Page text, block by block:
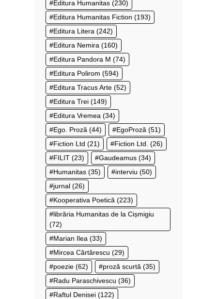
Editura Humanitas (230)
Editura Humanitas Fiction (193)
Editura Litera (242)
Editura Nemira (160)
Editura Pandora M (74)
Editura Polirom (594)
Editura Tracus Arte (52)
Editura Trei (149)
Editura Vremea (34)
Ego. Proză (44) EgoProză (51)
Fiction Ltd (21) Fiction Ltd. (26)
FILIT (23) Gaudeamus (34)
Humanitas (35) interviu (50)
jurnal (26)
Kooperativa Poetică (223)
librăria Humanitas de la Cișmigiu
(72)
Marian Ilea (33)
Mircea Cărtărescu (29)
poezie (62) proză scurtă (35)
Radu Paraschivescu (36)
Raftul Denisei (122)